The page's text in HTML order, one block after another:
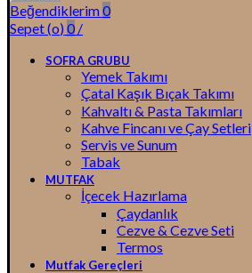
Beğendiklerim0
Sepet (o) 0 /
SOFRA GRUBU
Yemek Takımı
Çatal Kaşık Bıçak Takımı
Kahvaltı & Pasta Takımları
Kahve Fincanı ve Çay Setleri
Servis ve Sunum
Tabak
MUTFAK
İçecek Hazırlama
Çaydanlık
Cezve & Cezve Seti
Termos
Mutfak Gereçleri